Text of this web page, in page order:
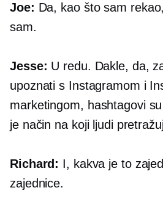
Joe: Da, kao što sam
sam.
Jesse: U redu. Dakle, da,
upoznati s Instagramom i
marketingom, hashtagovi
je način na koji ljudi
Richard: I, kakva je to
zajednice.